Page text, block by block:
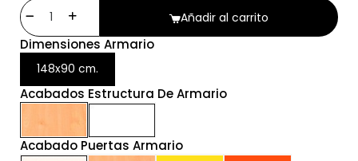
Añadir al carrito
Dimensiones Armario
148x90 cm.
Acabados Estructura De Armario
Acabado Puertas Armario